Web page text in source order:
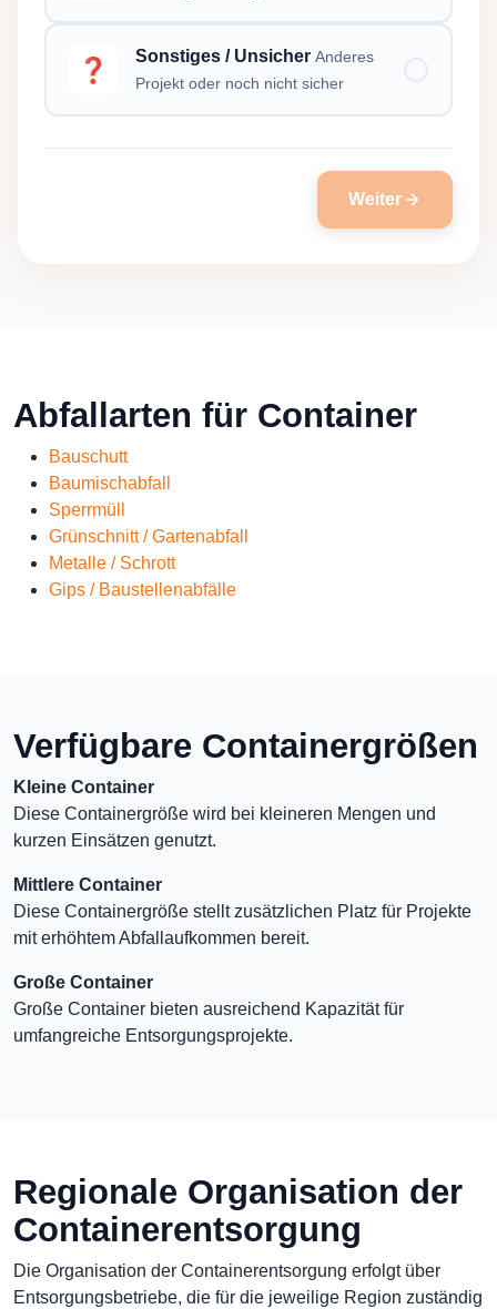
❓ Sonstiges / Unsicher Anderes
Projekt oder noch nicht sicher
Weiter
Abfallarten für Container
Bauschutt
Baumischabfall
Sperrmüll
Grünschnitt / Gartenabfall
Metalle / Schrott
Gips / Baustellenabfälle
Verfügbare Containergrößen
Kleine Container
Diese Containergröße wird bei kleineren Mengen und
kurzen Einsätzen genutzt.
Mittlere Container
Diese Containergröße stellt zusätzlichen Platz für Projekte
mit erhöhtem Abfallaufkommen bereit.
Große Container
Große Container bieten ausreichend Kapazität für
umfangreiche Entsorgungsprojekte.
Regionale Organisation der
Containerentsorgung
Die Organisation der Containerentsorgung erfolgt über
Entsorgungsbetriebe, die für die jeweilige Region zuständig